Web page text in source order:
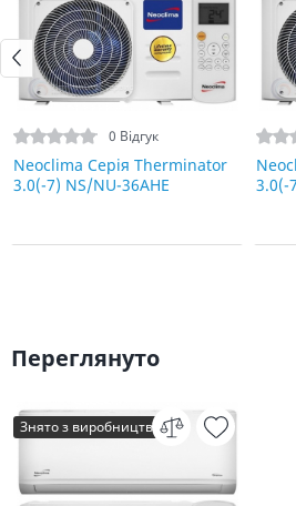
0 Відгук
Neoclima Серія Therminator
3.0(-7) NS/NU-36AHE
3.0(-
Переглянуто
Знято з виробництва